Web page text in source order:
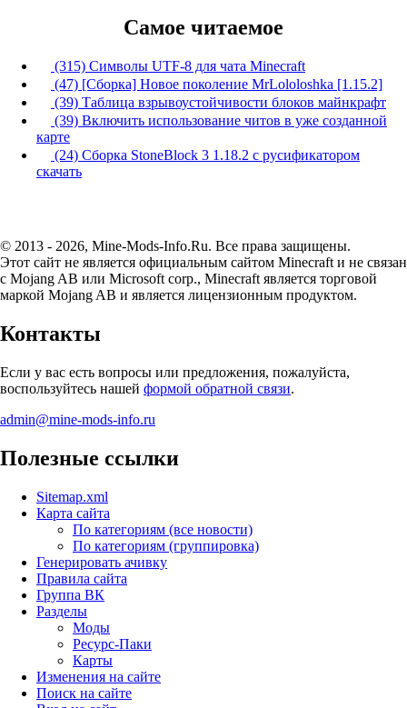
Самое читаемое
(315) Символы UTF-8 для чата Minecraft
(47) [Сборка] Новое поколение MrLololoshka [1.15.2]
(39) Таблица взрывоустойчивости блоков майнкрафт
(39) Включить использование читов в уже созданной
карте
(24) Сборка StoneBlock 3 1.18.2 с русификатором
скачать
© 2013 - 2026, Mine-Mods-Info.Ru. Все права защищены.
Этот сайт не является официальным сайтом Minecraft и не связан
с Mojang AB или Microsoft corp., Minecraft является торговой
маркой Mojang AB и является лицензионным продуктом.
Контакты
Если у вас есть вопросы или предложения, пожалуйста,
воспользуйтесь нашей формой обратной связи.
admin@mine-mods-info.ru
Полезные ссылки
Sitemap.xml
Карта сайта
По категориям (все новости)
По категориям (группировка)
Генерировать ачивку
Правила сайта
Группа ВК
Разделы
Моды
Ресурс-Паки
Карты
Изменения на сайте
Поиск на сайте